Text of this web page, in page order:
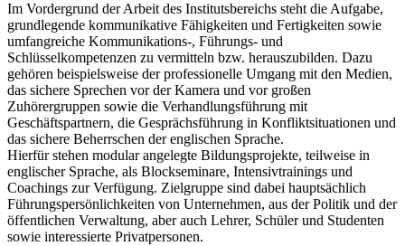
Im Vordergrund der Arbeit des Institutsbereichs steht die Aufgabe,
grundlegende kommunikative Fähigkeiten und Fertigkeiten sowie
umfangreiche Kommunikations-, Führungs- und
Schlüsselkompetenzen zu vermitteln bzw. herauszubilden. Dazu
gehören beispielsweise der professionelle Umgang mit den Medien,
das sichere Sprechen vor der Kamera und vor großen
Zuhörergruppen sowie die Verhandlungsführung mit
Geschäftspartnern, die Gesprächsführung in Konfliktsituationen und
das sichere Beherrschen der englischen Sprache.
Hierfür stehen modular angelegte Bildungsprojekte, teilweise in
englischer Sprache, als Blockseminare, Intensivtrainings und
Coachings zur Verfügung. Zielgruppe sind dabei hauptsächlich
Führungspersönlichkeiten von Unternehmen, aus der Politik und der
öffentlichen Verwaltung, aber auch Lehrer, Schüler und Studenten
sowie interessierte Privatpersonen.